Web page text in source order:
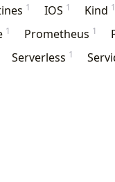
1 IOS 1 Kind 1
1 Prometheus 1
Serverless 1